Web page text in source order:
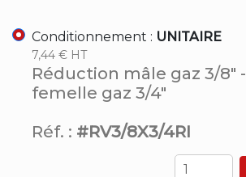
Conditionnement : UNITAIRE
7,44 € HT
Réduction mâle gaz 3/8" -
femelle gaz 3/4"
Réf. : #RV3/8X3/4RI